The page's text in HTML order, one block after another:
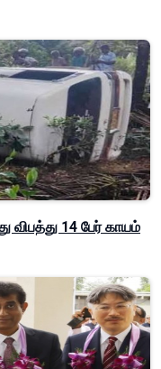
விபத்து 14 பேர் காயம்